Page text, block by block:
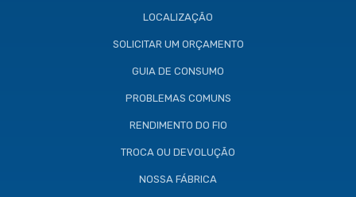
LOCALIZAÇÃO
SOLICITAR UM ORÇAMENTO
GUIA DE CONSUMO
PROBLEMAS COMUNS
RENDIMENTO DO FIO
TROCA OU DEVOLUÇÃO
NOSSA FÁBRICA